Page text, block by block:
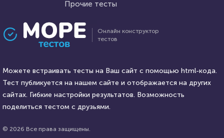
тест по географии
AlexYasnovidov HTML - код
Проходили 1295 раз
Тест на знание самых
известных цитат из
советских фильмов
Онлайн конструктор
тестов
Можете встраивать тесты на Ваш сайт с помощью html-кода.
Тест публикуется на нашем сайте и отображается на других
сайтах. Гибкие настройки результатов. Возможность
поделиться тестом с друзьями.
© 2026 Все права защищены.
Прочие тесты